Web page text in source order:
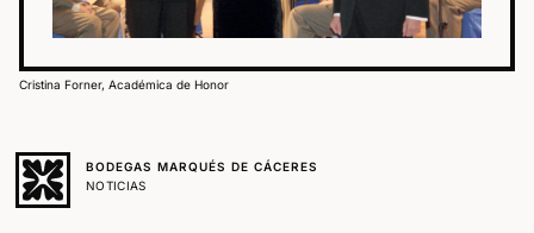
Cristina Forner, Académica de Honor
BODEGAS MARQUÉS DE CÁCERES
NOTICIAS